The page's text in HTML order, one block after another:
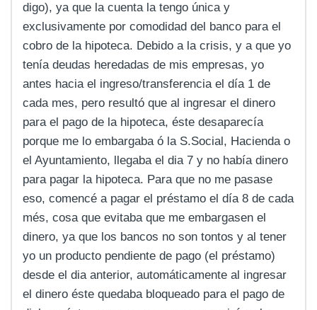
digo), ya que la cuenta la tengo única y
exclusivamente por comodidad del banco para el
cobro de la hipoteca. Debido a la crisis, y a que yo
tenía deudas heredadas de mis empresas, yo
antes hacia el ingreso/transferencia el día 1 de
cada mes, pero resultó que al ingresar el dinero
para el pago de la hipoteca, éste desaparecía
porque me lo embargaba ó la S.Social, Hacienda o
el Ayuntamiento, llegaba el dia 7 y no había dinero
para pagar la hipoteca. Para que no me pasase
eso, comencé a pagar el préstamo el día 8 de cada
més, cosa que evitaba que me embargasen el
dinero, ya que los bancos no son tontos y al tener
yo un producto pendiente de pago (el préstamo)
desde el dia anterior, automáticamente al ingresar
el dinero éste quedaba bloqueado para el pago de